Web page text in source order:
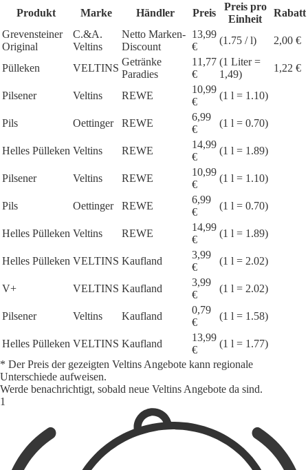
Produkt
Marke Händler Preis
Preis pro
Einheit
Rabatt
Grevensteiner
Original
C.&A.
Veltins
Netto Marken-
Discount
13,99
€
(1.75 / l) 2,00 €
Pülleken VELTINS
Getränke
Paradies
11,77
€
(1 Liter =
1,49)
1,22 €
Pilsener Veltins REWE
10,99
€
(1 l = 1.10)
Pils Oettinger REWE
6,99
€
(1 l = 0.70)
Helles Pülleken Veltins REWE
14,99
€
(1 l = 1.89)
Pilsener Veltins REWE
10,99
€
(1 l = 1.10)
Pils Oettinger REWE
6,99
€
(1 l = 0.70)
Helles Pülleken Veltins REWE
14,99
€
(1 l = 1.89)
Helles Pülleken VELTINS Kaufland
3,99
€
(1 l = 2.02)
V+ VELTINS Kaufland
3,99
€
(1 l = 2.02)
Pilsener Veltins Kaufland
0,79
€
(1 l = 1.58)
Helles Pülleken VELTINS Kaufland
13,99
€
(1 l = 1.77)
* Der Preis der gezeigten Veltins Angebote kann regionale
Unterschiede aufweisen.
Werde benachrichtigt, sobald neue Veltins Angebote da sind.